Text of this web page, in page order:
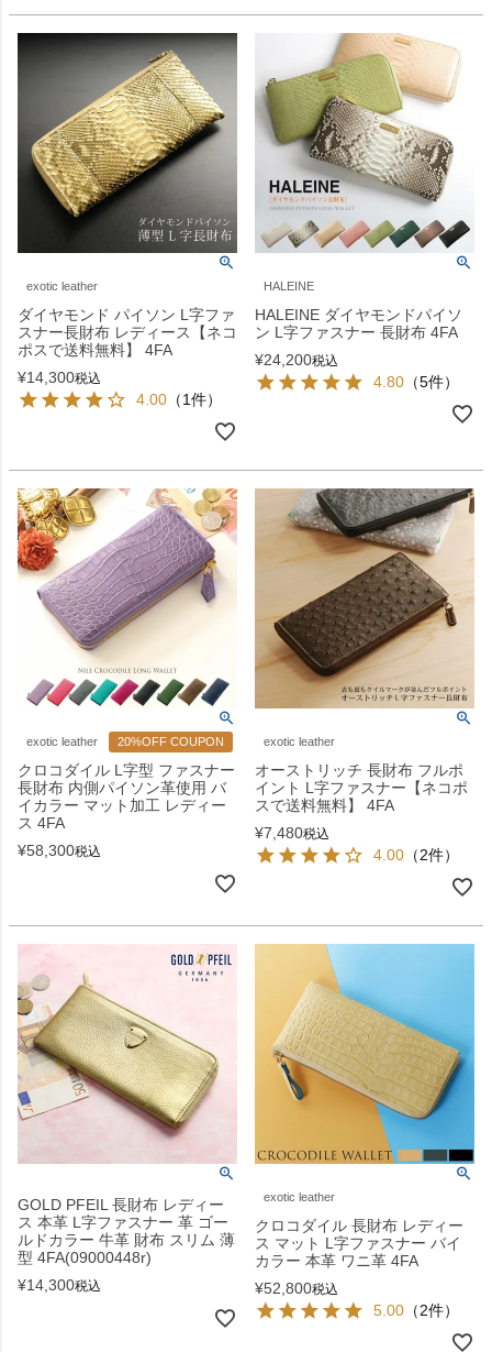
exotic leather
ダイヤモンド パイソン L字ファ
スナー長財布 レディース【ネコ
ポスで送料無料】 4FA
¥14,300税込
4.00 （1件）
HALEINE
HALEINE ダイヤモンドパイソ
ン L字ファスナー 長財布 4FA
¥24,200税込
4.80 （5件）
exotic leather 20%OFF COUPON
クロコダイル L字型 ファスナー
長財布 内側パイソン革使用 バ
イカラー マット加工 レディー
ス 4FA
¥58,300税込
exotic leather
オーストリッチ 長財布 フルポ
イント L字ファスナー【ネコポ
スで送料無料】 4FA
¥7,480税込
4.00 （2件）
GOLD PFEIL 長財布 レディー
ス 本革 L字ファスナー 革 ゴー
ルドカラー 牛革 財布 スリム 薄
型 4FA(09000448r)
¥14,300税込
exotic leather
クロコダイル 長財布 レディー
ス マット L字ファスナー バイ
カラー 本革 ワニ革 4FA
¥52,800税込
5.00 （2件）